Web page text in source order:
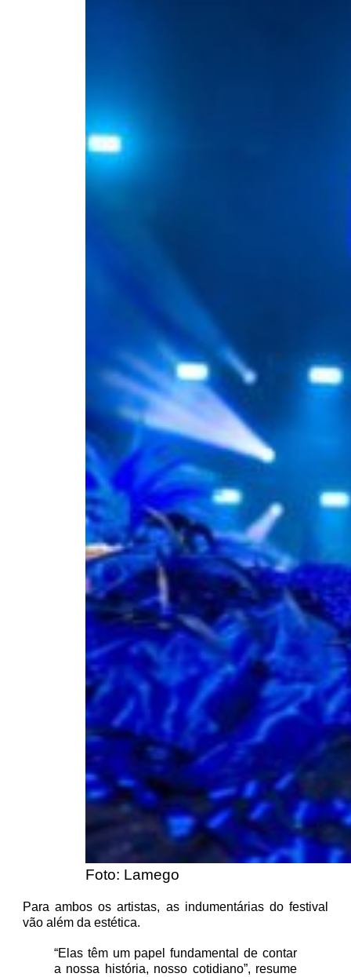
Foto: Lamego
Para ambos os artistas, as indumentárias do festival
vão além da estética.
“Elas têm um papel fundamental de contar
a nossa história, nosso cotidiano”, resume